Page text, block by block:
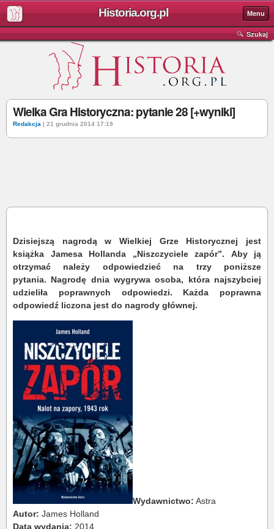
Historia.org.pl Menu
Szukaj
Wielka Gra Historyczna: pytanie 28 [+wyniki]
Redakcja | 21 grudnia 2014 17:19
Dzisiejszą nagrodą w Wielkiej Grze Historycznej jest
książka Jamesa Hollanda „Niszczyciele zapór”. Aby ją
otrzymać należy odpowiedzieć na trzy poniższe
pytania. Nagrodę dnia wygrywa osoba, która najszybciej
udzieliła poprawnych odpowiedzi. Każda poprawna
odpowiedź liczona jest do nagrody głównej.
Wydawnictwo: Astra
Autor: James Holland
Data wydania: 2014